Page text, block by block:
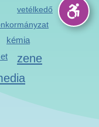
vetélkedő
kémia
zene